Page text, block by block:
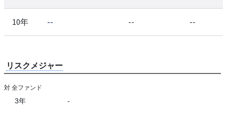
10年 -- -- --
リスクメジャー
対 全ファンド
3年 -